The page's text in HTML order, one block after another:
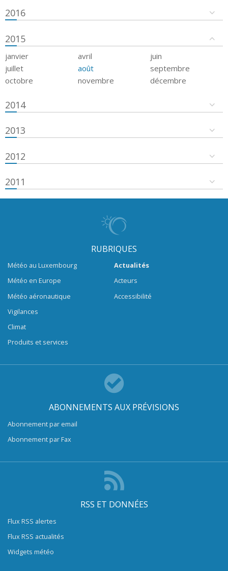
2016
2015
janvier avril
juin
juillet
août
septembre
octobre
novembre décembre
2014
2013
2012
2011
RUBRIQUES
Météo au Luxembourg
Météo en Europe
Météo aéronautique
Vigilances
Climat
Produits et services
Actualités
Acteurs
Accessibilité
ABONNEMENTS AUX PRÉVISIONS
Abonnement par email
Abonnement par Fax
RSS ET DONNÉES
Flux RSS alertes
Flux RSS actualités
Widgets météo